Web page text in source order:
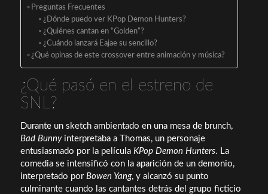
Preguntas Frecuentes
¿Dónde puedo ver KPop Demon Hunters?
¿Quiénes cantan en “Golden”?
¿Cuándo lanzará Eajae su sencillo?
¿Qué opinas de este crossover entre animación y música?
¿Qué pasó en el estreno de
SNL?
Durante un sketch ambientado en una mesa de brunch,
Bad Bunnyinterpretaba a Thomas, un personaje
entusiasmado por la película KPop Demon Hunters. La
comedia se intensificó con la aparición de un demonio,
interpretado por Bowen Yang, y alcanzó su punto
culminante cuando las cantantes detrás del grupo ficticio